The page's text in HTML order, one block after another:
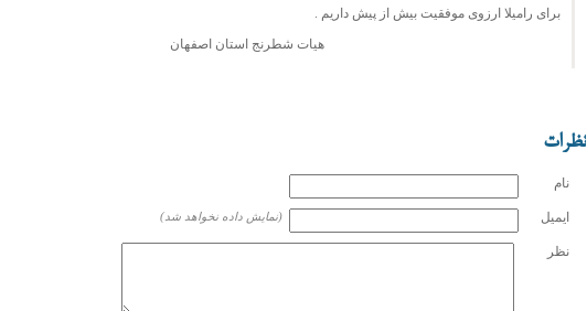
برای رامیلا ارزوی موفقیت بیش از پیش داریم .
هیات شطرنج استان اصفهان
نظرات
نام
ایمیل (نمایش داده نخواهد شد)
نظر